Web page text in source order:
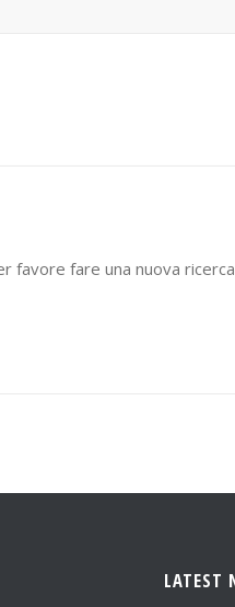
favore fare una nuova ricerca
LATEST